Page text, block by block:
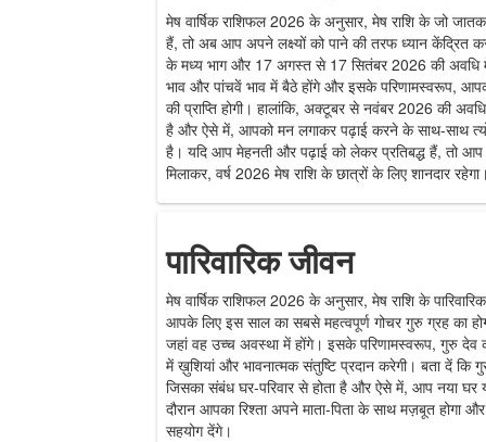
मेष वार्षिक राशिफल 2026 के अनुसार, मेष राशि के जो जातक
हैं, तो अब आप अपने लक्ष्यों को पाने की तरफ ध्यान
के मध्य भाग और 17 अगस्त से 17 सितंबर 2026 की अवधि
भाव और पांचवें भाव में बैठे होंगे और इसके परिणामस्वरूप, आपको
की प्राप्ति होगी। हालांकि, अक्टूबर से नवंबर 2026 की
है और ऐसे में, आपको मन लगाकर पढ़ाई करने के साथ-साथ
है। यदि आप मेहनती और पढ़ाई को लेकर प्रतिबद्ध हैं, तो
मिलाकर, वर्ष 2026 मेष राशि के छात्रों के लिए शानदार
पारिवारिक जीवन
मेष वार्षिक राशिफल 2026 के अनुसार, मेष राशि के
आपके लिए इस साल का सबसे महत्वपूर्ण गोचर गुरु ग्रह का
जहां वह उच्च अवस्था में होंगे। इसके परिणामस्वरूप, गुरु देव
में ख़ुशियां और भावनात्मक संतुष्टि प्रदान करेगी। बता दें कि
जिसका संबंध घर-परिवार से होता है और ऐसे में, आप नया
दौरान आपका रिश्ता अपने माता-पिता के साथ मज़बूत
सहयोग देंगे।